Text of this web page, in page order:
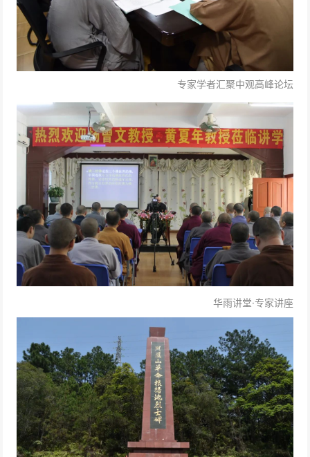
专家学者汇聚中观高峰论坛
华雨讲堂·专家讲座